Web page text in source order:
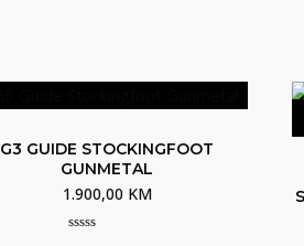
G3 GUIDE STOCKINGFOOT
GUNMETAL
1.900,00 KM
0